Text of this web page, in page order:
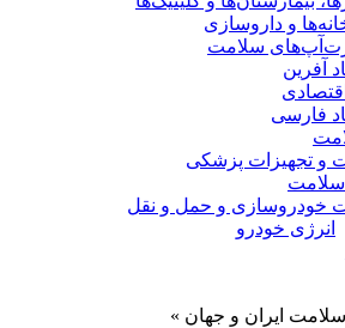
و داروسازی
سلامت
آفرین
فارسی
و تجهیزات پزشکی
خودروسازی و حمل و نقل
انرژی خودرو
ایران و جهان »